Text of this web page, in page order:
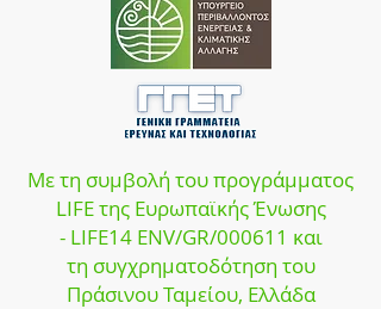
Με τη συμβολή του προγράμματος
LIFE της Ευρωπαϊκής Ένωσης
- LIFE14 ENV/GR/000611 και
τη συγχρηματοδότηση του
Πράσινου Ταμείου, Ελλάδα